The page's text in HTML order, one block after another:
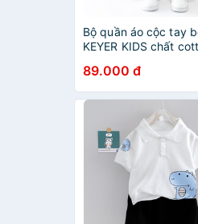
Bộ quần áo cộc tay
KEYER KIDS chất
gấu đáng yêu SZ31
89.000 đ